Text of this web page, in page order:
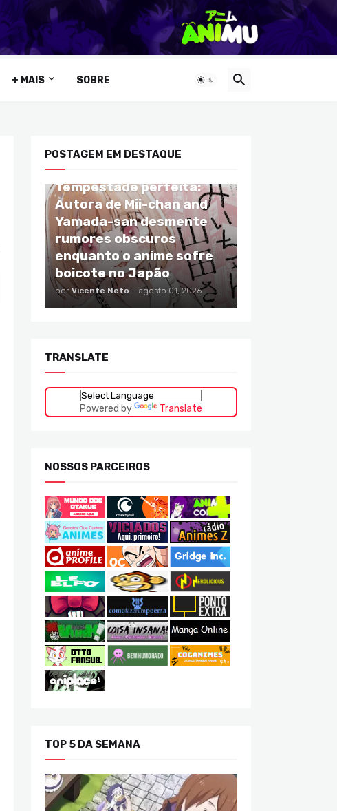
+ MAIS SOBRE
POSTAGEM EM DESTAQUE
Tempestade perfeita:
Autora de Mii-chan and
Yamada-san desmente
rumores obscuros
enquanto o anime sofre
boicote no Japão
por Vicente Neto - agosto 01, 2026
TRANSLATE
Powered by Translate
NOSSOS PARCEIROS
TOP 5 DA SEMANA